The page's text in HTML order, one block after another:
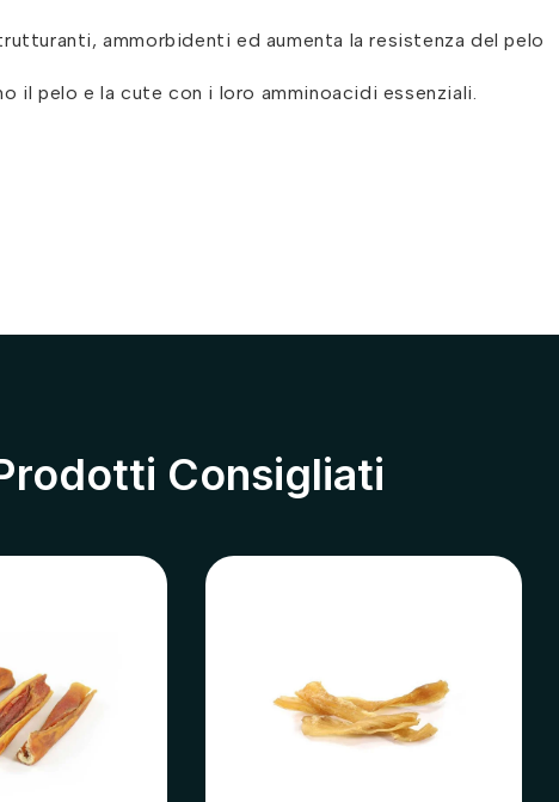
ammorbidenti ed aumenta la resistenza del pelo
il pelo e la cute con i loro amminoacidi essenziali.
Consigliati